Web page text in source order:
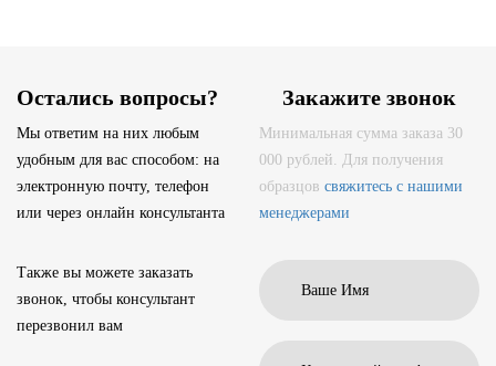
Остались вопросы?
Мы ответим на них любым
удобным для вас способом: на
электронную почту, телефон
или через онлайн консультанта
Также вы можете заказать
звонок, чтобы консультант
перезвонил вам
Закажите звонок
Минимальная сумма заказа 30
000 рублей. Для получения
образцов свяжитесь с нашими
менеджерами